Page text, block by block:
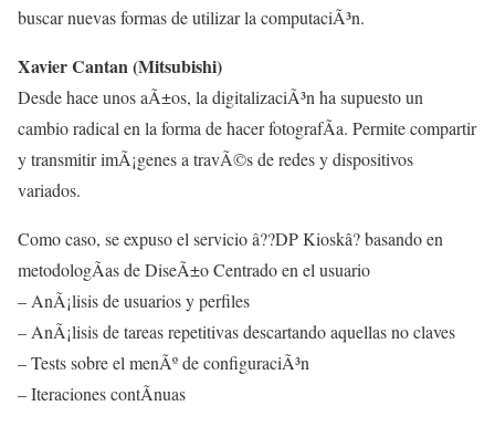
buscar nuevas formas de utilizar la computaciÃ³n.
Xavier Cantan (Mitsubishi)
Desde hace unos aÃ±os, la digitalizaciÃ³n ha supuesto un
cambio radical en la forma de hacer fotografÃ­a. Permite compartir
y transmitir imÃ¡genes a travÃ©s de redes y dispositivos
variados.
Como caso, se expuso el servicio â??DP Kioskâ? basando en
metodologÃ­as de DiseÃ±o Centrado en el usuario
– AnÃ¡lisis de usuarios y perfiles
– AnÃ¡lisis de tareas repetitivas descartando aquellas no claves
– Tests sobre el menÃº de configuraciÃ³n
– Iteraciones contÃ­nuas